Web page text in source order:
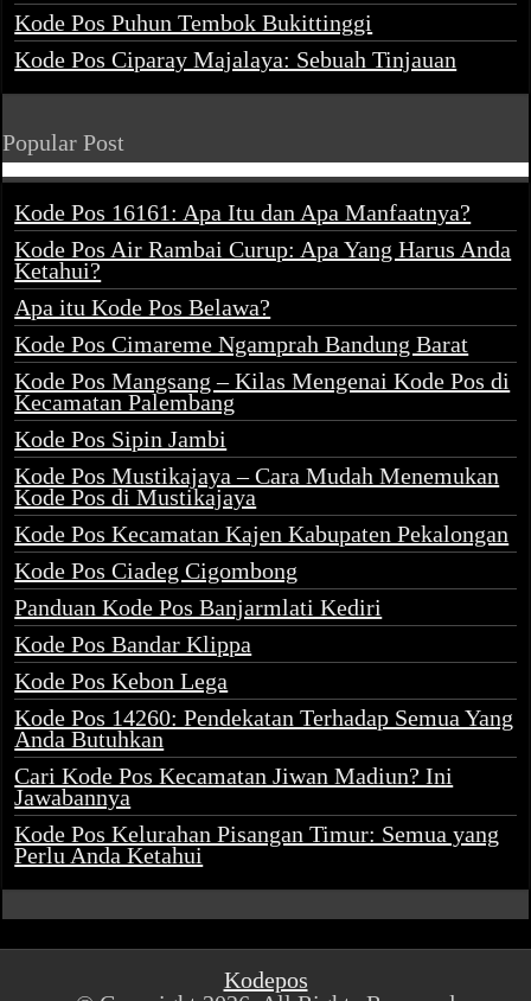
Kode Pos Puhun Tembok Bukittinggi
Kode Pos Ciparay Majalaya: Sebuah Tinjauan
Popular Post
Kode Pos 16161: Apa Itu dan Apa Manfaatnya?
Kode Pos Air Rambai Curup: Apa Yang Harus Anda
Ketahui?
Apa itu Kode Pos Belawa?
Kode Pos Cimareme Ngamprah Bandung Barat
Kode Pos Mangsang – Kilas Mengenai Kode Pos di
Kecamatan Palembang
Kode Pos Sipin Jambi
Kode Pos Mustikajaya – Cara Mudah Menemukan
Kode Pos di Mustikajaya
Kode Pos Kecamatan Kajen Kabupaten Pekalongan
Kode Pos Ciadeg Cigombong
Panduan Kode Pos Banjarmlati Kediri
Kode Pos Bandar Klippa
Kode Pos Kebon Lega
Kode Pos 14260: Pendekatan Terhadap Semua Yang
Anda Butuhkan
Cari Kode Pos Kecamatan Jiwan Madiun? Ini
Jawabannya
Kode Pos Kelurahan Pisangan Timur: Semua yang
Perlu Anda Ketahui
Kodepos